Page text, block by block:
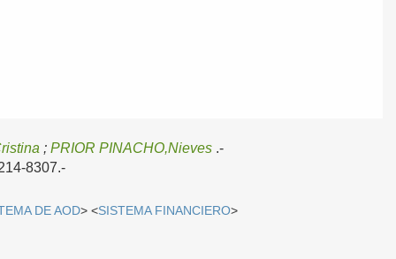
;PRIOR PINACHO,Nieves .-
8307.-
DE AOD> <SISTEMA FINANCIERO>